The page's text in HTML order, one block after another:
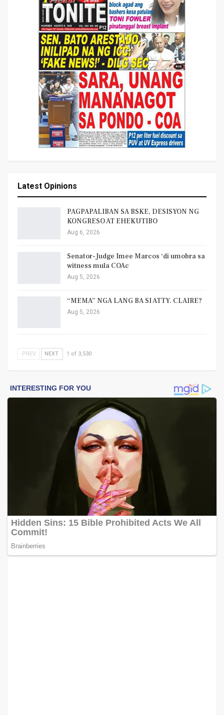
Latest Opinions
PAGPAPALIBAN SA BSKE, DESISYON NG
KONGRESO AT EHEKUTIBO
Aug 6, 2026
Senator-Judge Imee Marcos ‘di umobra sa
witness mula COAc
Aug 5, 2026
“MEMA” NGA LANG BA SI ATTY. CLAIRE?
Aug 5, 2026
PREV NEXT 1 of 3,530